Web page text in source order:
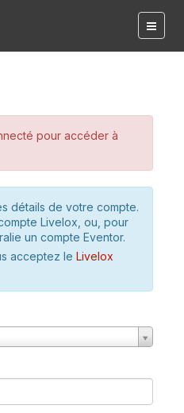
pour accéder à
détails de votre compte.
Livelox, ou, pour
un compte Eventor.
acceptez le Livelox